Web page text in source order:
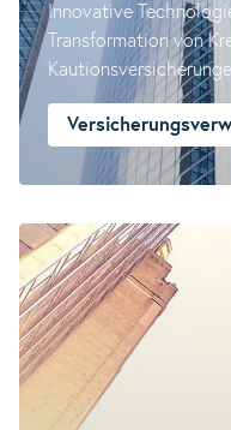
Innovative
Transformation von